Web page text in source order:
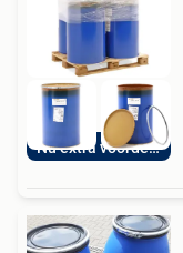
Nu extra voordelig